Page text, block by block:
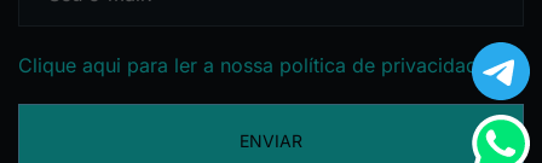
Clique aqui para ler a nossa política de privacidade
ENVIAR